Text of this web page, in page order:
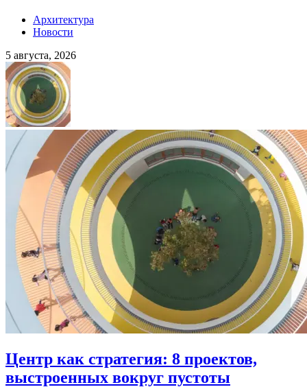
Архитектура
Новости
5 августа, 2026
Центр как стратегия: 8 проектов,
выстроенных вокруг пустоты